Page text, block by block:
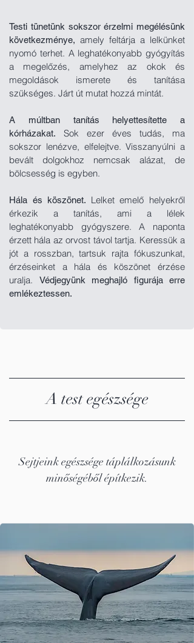
Testi tünetünk sokszor érzelmi megélésünk
következménye, amely feltárja a lelkünket
nyomó terhet. A leghatékonyabb gyógyítás
a megelőzés, amelyhez az okok és
megoldások ismerete és tanítása
szükséges. Járt út mutat hozzá mintát.
A múltban tanítás helyettesítette a
kórházakat.
Sok ezer éves tudás, ma
sokszor lenézve, elfelejtve. Visszanyúlni a
bevált dolgokhoz nemcsak alázat, de
bölcsesség is egyben.
Hála és köszönet. Lelket emelő helyekről
érkezik a tanítás, ami a lélek
leghatékonyabb gyógyszere. A naponta
érzett hála az orvost távol tartja. Keressük a
jót a rosszban, tartsuk rajta fókuszunkat,
érzéseinket a hála és köszönet érzése
uralja. Védjegyünk meghajló figurája erre
emlékeztessen.
A test egészsége
Sejtjeink egészsége táplálkozásunk
minőségéből építkezik.